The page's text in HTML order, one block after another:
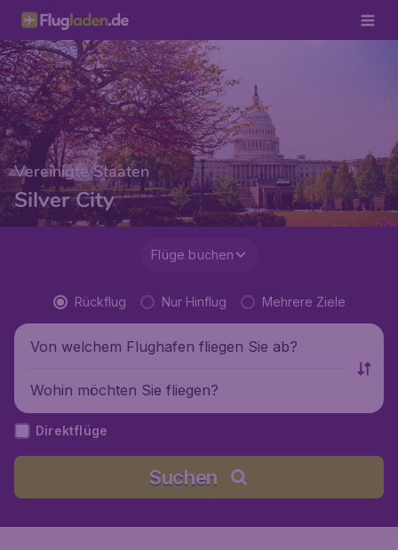
Vereinigte Staaten
Silver City
Flüge buchen
Rückflug Nur Hinflug Mehrere Ziele
Von welchem Flughafen fliegen Sie ab?
Wohin möchten Sie fliegen?
Direktflüge
Suchen